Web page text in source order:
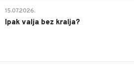
15.07.2026.
Ipak valja bez kralja?